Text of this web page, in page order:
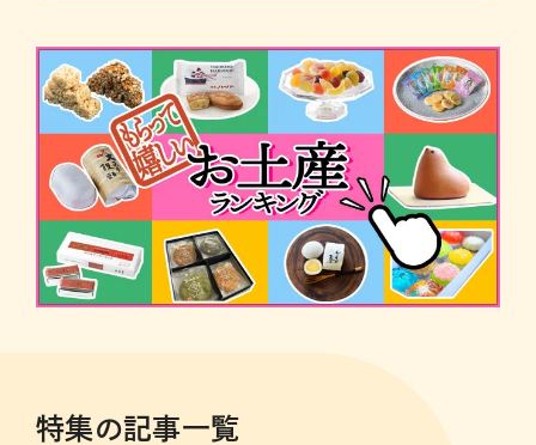
特集の記事一覧